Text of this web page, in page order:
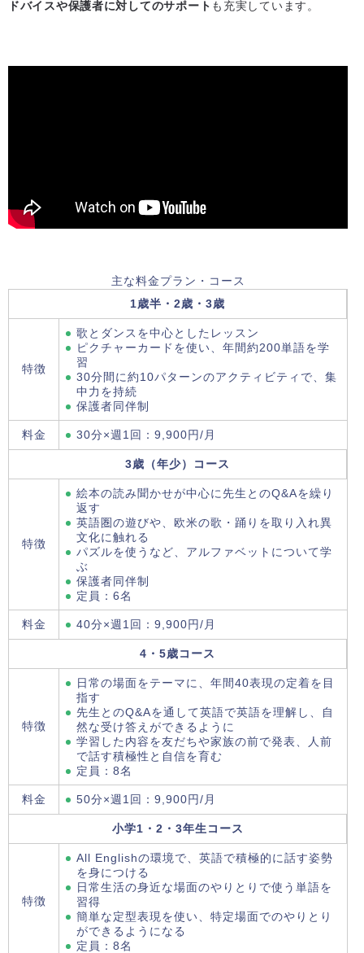
ドバイスや保護者に対してのサポート も充実しています。
主な料金プラン・コース
1歳半・2歳・3歳
特徴
歌とダンスを中心としたレッスン
ピクチャーカードを使い、年間約200単語を学
習
30分間に約10パターンのアクティビティで、集
中力を持続
保護者同伴制
料金 30分×週1回：9,900円/月
3歳（年少）コース
特徴
絵本の読み聞かせが中心に先生とのQ&Aを繰り
返す
英語圏の遊びや、欧米の歌・踊りを取り入れ異
文化に触れる
パズルを使うなど、アルファベットについて学
ぶ
保護者同伴制
定員：6名
料金 40分×週1回：9,900円/月
4・5歳コース
特徴
日常の場面をテーマに、年間40表現の定着を目
指す
先生とのQ&Aを通して英語で英語を理解し、自
然な受け答えができるように
学習した内容を友だちや家族の前で発表、人前
で話す積極性と自信を育む
定員：8名
料金 50分×週1回：9,900円/月
小学1・2・3年生コース
特徴
All Englishの環境で、英語で積極的に話す姿勢
を身につける
日常生活の身近な場面のやりとりで使う単語を
習得
簡単な定型表現を使い、特定場面でのやりとり
ができるようになる
定員：8名